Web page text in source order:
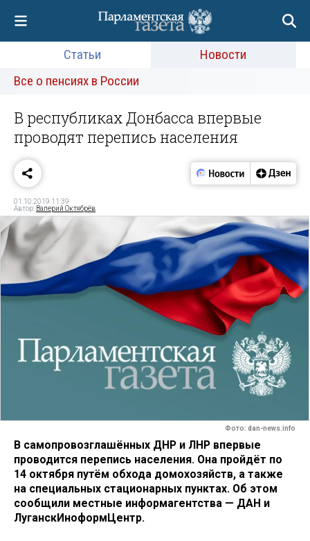
Статьи
Новости
Все о пенсиях в России
В республиках Донбасса впервые
проводят перепись населения
01.10.2019 11:39
Автор: Валерий Октябрёв
Фото: dan-news.info
В самопровозглашённых ДНР и ЛНР впервые
проводится перепись населения. Она пройдёт по
14 октября путём обхода домохозяйств, а также
на специальных стационарных пунктах. Об этом
сообщили местные информагентства — ДАН и
ЛуганскИноформЦентр.